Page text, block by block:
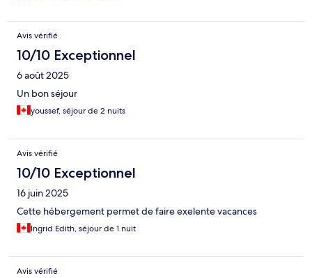
Avis vérifié
10/10 Exceptionnel
6 août 2025
Un bon séjour
youssef, séjour de 2 nuits
Avis vérifié
10/10 Exceptionnel
16 juin 2025
Cette hébergement permet de faire exelente vacances
Ingrid Edith, séjour de 1 nuit
Avis vérifié